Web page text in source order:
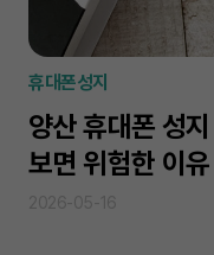
휴대폰성지
양산 휴대폰 성
보면 위험한 이유